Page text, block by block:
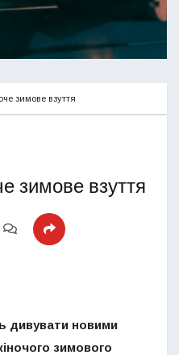
зимове взуття
зимове взуття
дивувати новими
зимового